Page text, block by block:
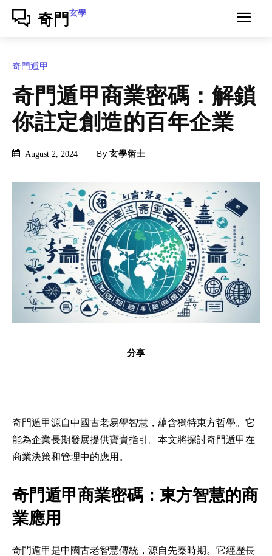
奇門 玄學
奇門遁甲
奇門遁甲商業密碼：解鎖
你註定創造的百年企業
August 2, 2024 By 玄學術士
分享
奇門遁甲源自中國古老易學智慧，蘊含獨特東方哲學。它
能為企業長期發展提供寶貴指引。本文將探討奇門遁甲在
商業決策和管理中的應用。
奇門遁甲商業密碼：東方智慧的商
業應用
奇門遁甲是中國古老智慧傳統，源自先秦時期。它經歷長